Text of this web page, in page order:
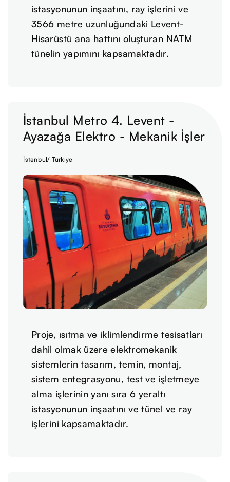
istasyonunun inşaatını, ray işlerini ve
3566 metre uzunluğundaki Levent-
Hisarüstü ana hattını oluşturan NATM
tünelin yapımını kapsamaktadır.
İstanbul Metro 4. Levent -
Ayazağa Elektro - Mekanik İşler
İstanbul/ Türkiye
Proje, ısıtma ve iklimlendirme tesisatları
dahil olmak üzere elektromekanik
sistemlerin tasarım, temin, montaj,
sistem entegrasyonu, test ve işletmeye
alma işlerinin yanı sıra 6 yeraltı
istasyonunun inşaatını ve tünel ve ray
işlerini kapsamaktadır.